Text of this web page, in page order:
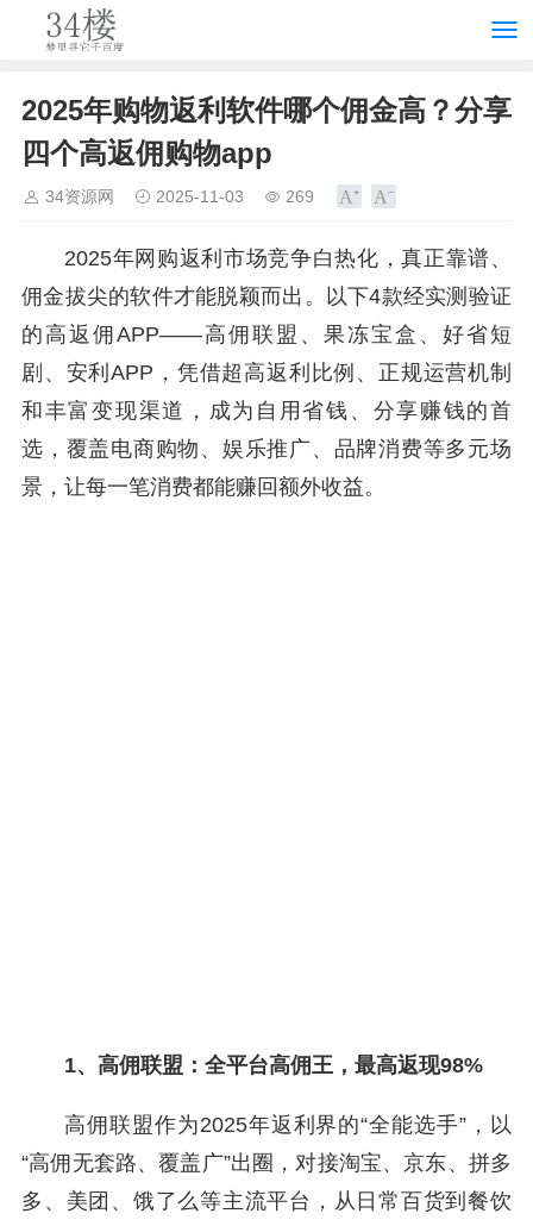
2025年购物返利软件哪个佣金高？分享
四个高返佣购物app
34资源网 2025-11-03 269
2025年网购返利市场竞争白热化，真正靠谱、
佣金拔尖的软件才能脱颖而出。以下4款经实测验证
的高返佣APP——高佣联盟、果冻宝盒、好省短
剧、安利APP，凭借超高返利比例、正规运营机制
和丰富变现渠道，成为自用省钱、分享赚钱的首
选，覆盖电商购物、娱乐推广、品牌消费等多元场
景，让每一笔消费都能赚回额外收益。
1、高佣联盟：全平台高佣王，最高返现98%
高佣联盟作为2025年返利界的“全能选手”，以
“高佣无套路、覆盖广”出圈，对接淘宝、京东、拼多
多、美团、饿了么等主流平台，从日常百货到餐饮